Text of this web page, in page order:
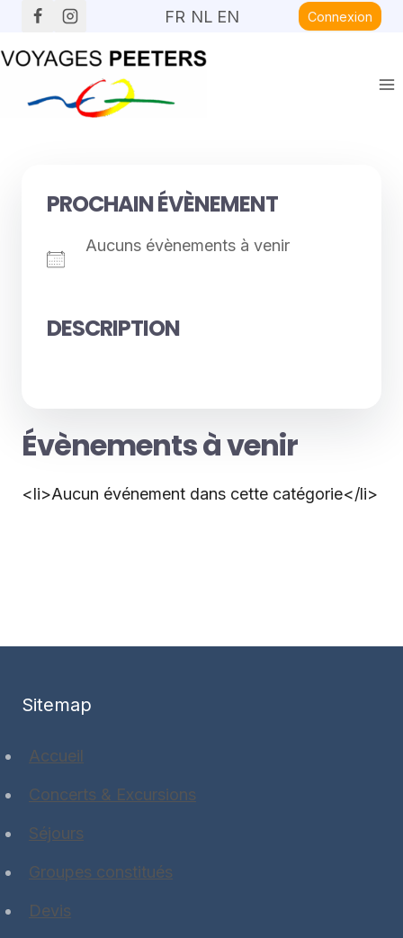
contenu
FR NL EN Connexion
PROCHAIN ÉVÈNEMENT
Aucuns évènements à venir
DESCRIPTION
Évènements à venir
<li>Aucun événement dans cette catégorie</li>
Sitemap
Accueil
Concerts & Excursions
Séjours
Groupes constitués
Devis